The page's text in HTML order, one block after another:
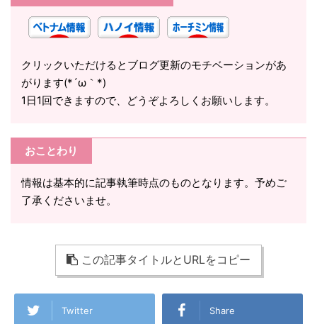
クリックいただけるとブログ更新のモチベーションがあ
がります(*´ω｀*)
1日1回できますので、どうぞよろしくお願いします。
おことわり
情報は基本的に記事執筆時点のものとなります。予めご
了承くださいませ。
この記事タイトルとURLをコピー
Twitter Share